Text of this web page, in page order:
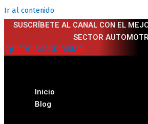
Ir al contenido
SUSCRÍBETE AL CANAL CON EL
SECTOR
¡QUIERO SUSCRIBIRME!
Inicio
Blog